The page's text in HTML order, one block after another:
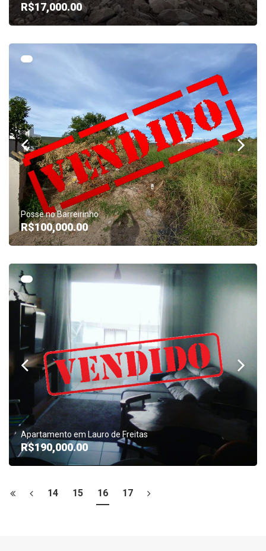
R$17,000.00
Posse no Barreirinho
R$100,000.00
Apartamento em Lauro de Freitas
R$190,000.00
14 15 16 17